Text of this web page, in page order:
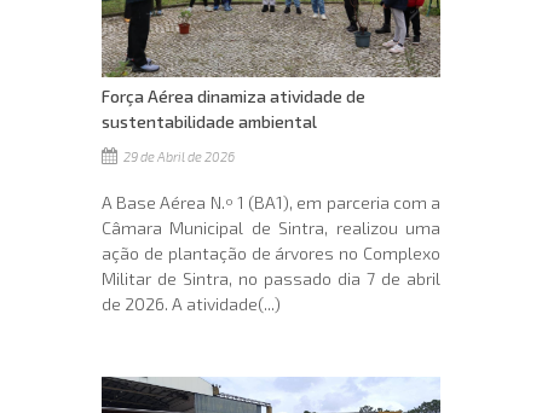
Força Aérea dinamiza atividade de
sustentabilidade ambiental
29 de Abril de 2026
A Base Aérea N.º 1 (BA1), em parceria com a
Câmara Municipal de Sintra, realizou uma
ação de plantação de árvores no Complexo
Militar de Sintra, no passado dia 7 de abril
de 2026. A atividade(...)